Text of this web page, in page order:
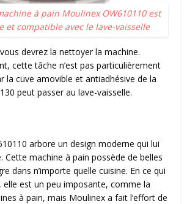
à pain Moulinex OW610110 est
et compatible avec le lave-vaisselle
devrez la nettoyer la machine.
cette tâche n’est pas particulièrement
la cuve amovible et antiadhésive de la
peut passer au lave-vaisselle.
arbore un design moderne qui lui
Cette machine à pain possède de belles
dans n’importe quelle cuisine. En ce qui
elle est un peu imposante, comme la
à pain, mais Moulinex a fait l’effort de